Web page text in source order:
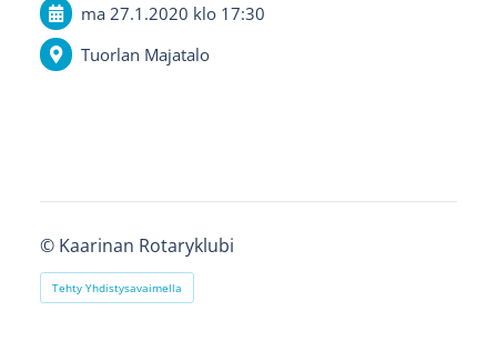
ma 27.1.2020 klo 17:30
Tuorlan Majatalo
© Kaarinan Rotaryklubi
Tehty Yhdistysavaimella